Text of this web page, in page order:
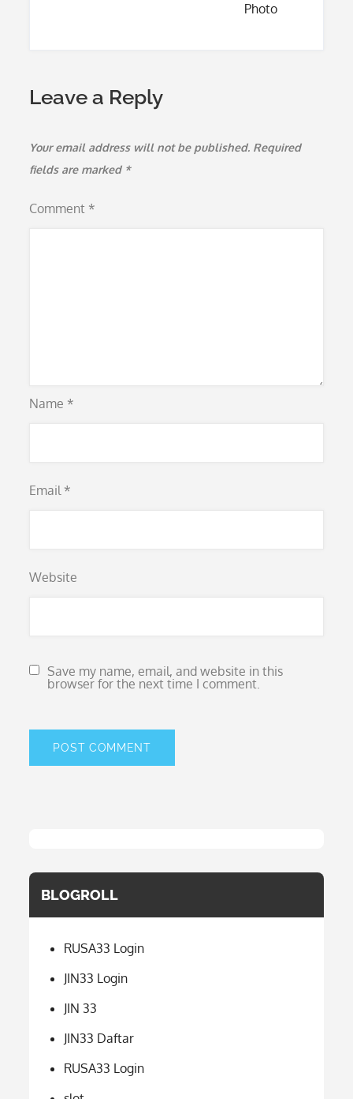
Photo
Leave a Reply
Your email address will not be published. Required
fields are marked *
Comment *
Name *
Email *
Website
Save my name, email, and website in this
browser for the next time I comment.
BLOGROLL
RUSA33 Login
JIN33 Login
JIN 33
JIN33 Daftar
RUSA33 Login